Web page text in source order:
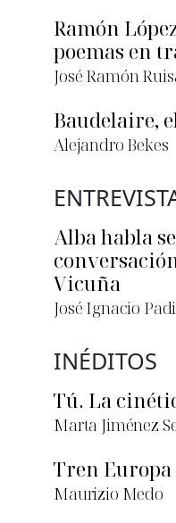
Ramón
poemas en
José Ramón
Baudelaire,
Alejandro Bekes
Alba habla
Vicuña
José Ignacio
INÉDITOS
Tú. La
Marta Jiménez
Tren
Maurizio Medo